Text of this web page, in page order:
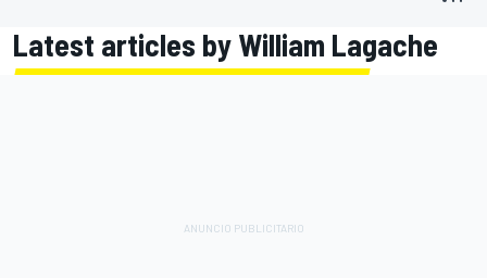
Latest articles by William Lagache